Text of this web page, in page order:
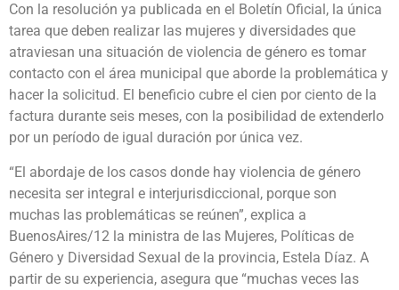
Con la resolución ya publicada en el Boletín Oficial, la única
tarea que deben realizar las mujeres y diversidades que
atraviesan una situación de violencia de género es tomar
contacto con el área municipal que aborde la problemática y
hacer la solicitud. El beneficio cubre el cien por ciento de la
factura durante seis meses, con la posibilidad de extenderlo
por un período de igual duración por única vez.
“El abordaje de los casos donde hay violencia de género
necesita ser integral e interjurisdiccional, porque son
muchas las problemáticas se reúnen”, explica a
BuenosAires/12 la ministra de las Mujeres, Políticas de
Género y Diversidad Sexual de la provincia, Estela Díaz. A
partir de su experiencia, asegura que “muchas veces las